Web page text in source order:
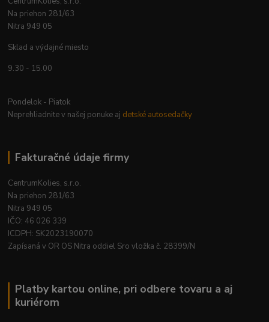
Na priehon 281/63
Nitra 949 05
Sklad a výdajné miesto
9.30 - 15.00
Pondelok - Piatok
Neprehliadnite v našej ponuke aj detské autosedačky
Fakturačné údaje firmy
CentrumKolies, s.r.o.
Na priehon 281/63
Nitra 949 05
IČO: 46 026 339
ICDPH: SK2023190070
Zapísaná v OR OS Nitra oddiel Sro vložka č. 28399/N
Platby kartou online, pri odbere tovaru a aj
kuriérom